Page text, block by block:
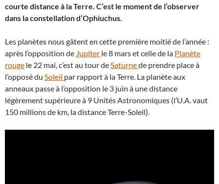
courte distance à la Terre. C’est le moment de l’observer
dans la constellation d’Ophiuchus.
Les planètes nous gâtent en cette première moitié de l’année :
après l’opposition de Jupiter le 8 mars et celle de la Planète
rouge le 22 mai, c’est au tour deSaturnede prendre place à
l’opposé du Soleil par rapport à la Terre. La planète aux
anneaux passe à l’opposition le 3 juin à une distance
légèrement supérieure à 9 Unités Astronomiques (l’U.A. vaut
150 millions de km, la distance Terre-Soleil).